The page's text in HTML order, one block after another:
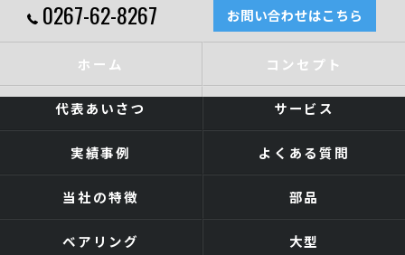
0267-62-8267 お問い合わせはこちら
ホーム コンセプト
代表あいさつ サービス
実績事例 よくある質問
当社の特徴 部品
ベアリング 大型